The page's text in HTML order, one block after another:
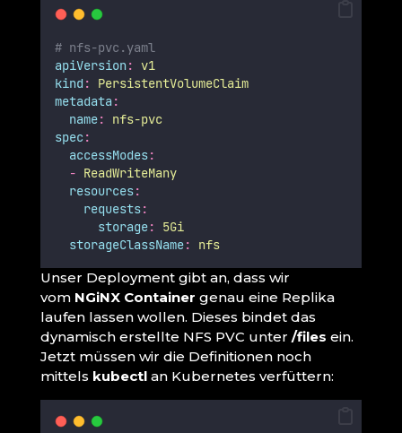
# nfs-pvc.yaml
apiVersion: v1
kind :
PersistentVolumeClaim
metadata:
name:
nfs-pvc
spec :
accessModes:
- ReadWriteMany
resources:
requests:
storage:
5Gi
storageClassName: nfs
Unser Deployment gibt an, dass wir
vom NGiNX Container genau eine Replika
laufen lassen wollen. Dieses bindet das
dynamisch erstellte NFS PVC unter /files ein.
Jetzt müssen wir die Definitionen noch
mittels kubectlan Kubernetes verfüttern: